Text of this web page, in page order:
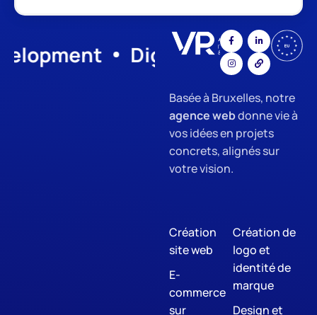
Digital Marketing
Basée à Bruxelles, notre
agence webdonne vie à
vos idées en projets
concrets, alignés sur
votre vision.
Création
site web
E-
commerce
sur
Création de
logo et
identité de
marque
Design et